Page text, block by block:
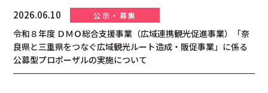
2026.06.10
令和８年度 ＤＭＯ総合支援事業（広域連携観光促進事業）「奈
良県と三重県をつなぐ広域観光ルート造成・販促事業」に係る
公募型プロポーザルの実施について